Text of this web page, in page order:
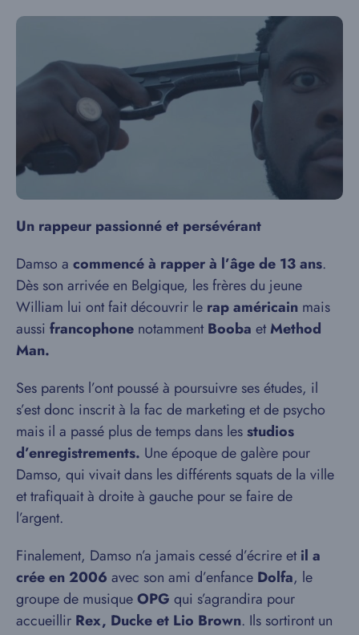
Un rappeur passionné et persévérant
Damso a commencé à rapper à l’âge de 13 ans.
Dès son arrivée en Belgique, les frères du jeune
William lui ont fait découvrir le rap américain mais
aussi francophone notammentBooba etMethod
Man.
Ses parents l’ont poussé à poursuivre ses études, il
s’est donc inscrit à la fac de marketing et de psycho
mais il a passé plus de temps dans lesstudios
d’enregistrements. Une époque de galère pour
Damso, qui vivait dans les différents squats de la ville
et trafiquait à droite à gauche pour se faire de
l’argent.
Finalement, Damso n’a jamais cessé d’écrire etil a
crée en 2006 avec son ami d’enfance Dolfa, le
groupe de musiqueOPG qui s’agrandira pour
accueillir Rex, Ducke et Lio Brown. Ils sortiront un